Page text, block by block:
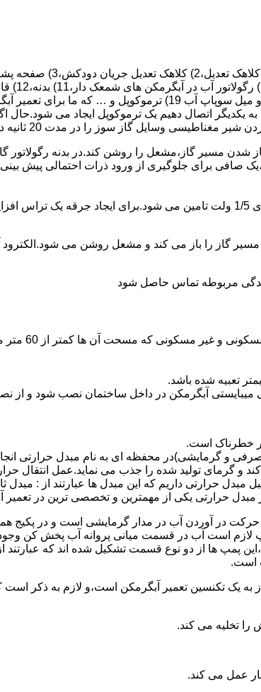
یکدیگر اتصال دهیم یک ترموکوپل ایجاد می شود.حال
مسیر گاز،مشعل را روشن کند.در بدنه رگولاتور
برای جلوگیری از ورود ذرات احتمالی پیش بینی
گاز را باز می کند و مشعل روشن می شود.الکترود
مربوطه تماس حاصل شود
نصب
آبگرمکن در داخل ساختمان نصب شود و از
خطرناک است.
و گرمایشی)در محفظه ای به نام مبدل حرارتی
و گرمای تولید شده را جذب می نماید.عمل
حرارتی داریم که این مبدل ها عبارتند از : مبدل
حرارتی یکی از مهمترین و تخصصی ترین در تعمیر
در آوردن آب در مدار گرمایشی است و در پکیج
نوع پمپ لازم است آب در قسمت میانی پروانه
پمپ ها از دو نوع قسمت تشکیل شده اند که
است.
به یک تکنسین تعمیر آبگرمکن است،و لازم به ذکر
عمل می کند.